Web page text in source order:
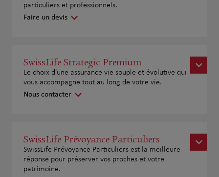
particuliers et professionnels.
Faire un devis
SwissLife Strategic Premium
Le choix d'une assurance vie souple et évolutive qui
vous accompagne tout au long de votre vie.
Nous contacter
SwissLife Prévoyance Particuliers
SwissLife Prévoyance Particuliers est la meilleure
réponse pour préserver vos proches et votre
patrimoine.